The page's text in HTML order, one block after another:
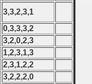
3,3,2,3,1
0,3,3,3,2
3,2,0,2,3
1,2,3,1,3
2,3,1,2,2
3,2,2,2,0